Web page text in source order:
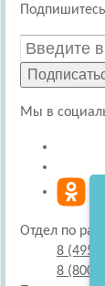
Мы в
Отдел по
8 (495)
8 (800)